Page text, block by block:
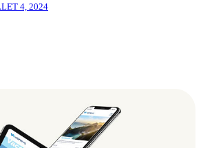
4, 2024